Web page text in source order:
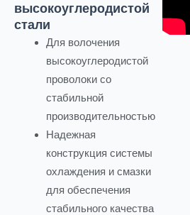
высокоуглеродистой
стали
Для волочения
высокоуглеродистой
проволоки со
стабильной
производительностью
Надежная
конструкция системы
охлаждения и смазки
для обеспечения
стабильного качества